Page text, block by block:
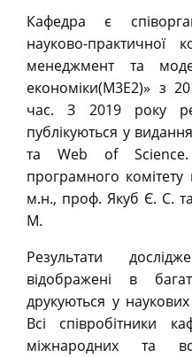
Кафедра є
науково-практичної
менеджмент та
економіки(M3E2)» з
час. З 2019 року
публікуються у
та Web of
програмного комітету
м.н., проф. Якуб Є. С.
М.
Результати
відображені в
друкуються у
Всі співробітники
міжнародних та